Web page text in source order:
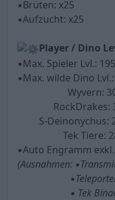
▪︎Brüten: x25
▪︎Aufzucht: x25
Player / Dino
▪︎Max. Spieler Lvl.:
▪︎Max. wilde Dino
Wyvern:
RockDrakes:
S-Deinonychus:
Tek Tiere:
▪︎Auto Engramm
(Ausnahmen:
▪︎Teleporter
▪︎ Tek